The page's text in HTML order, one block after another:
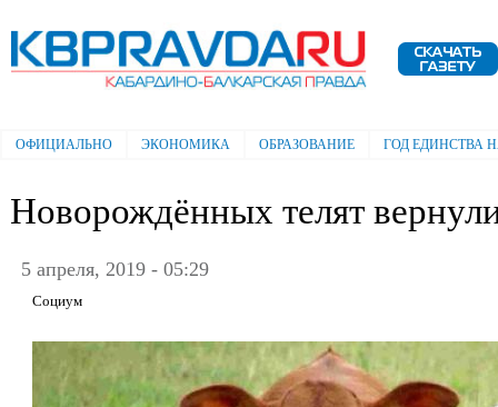
Электронная газета "Кабардино-
Балкарская правда"
Главное меню
ОФИЦИАЛЬНО ЭКОНОМИКА ОБРАЗОВАНИЕ ГОД ЕДИНСТВА
Новорождённых телят
5 апреля, 2019 - 05:29
Социум